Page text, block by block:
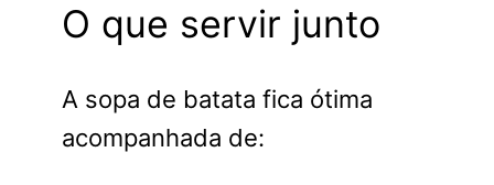
O que servir junto
A sopa de batata fica ótima
acompanhada de: